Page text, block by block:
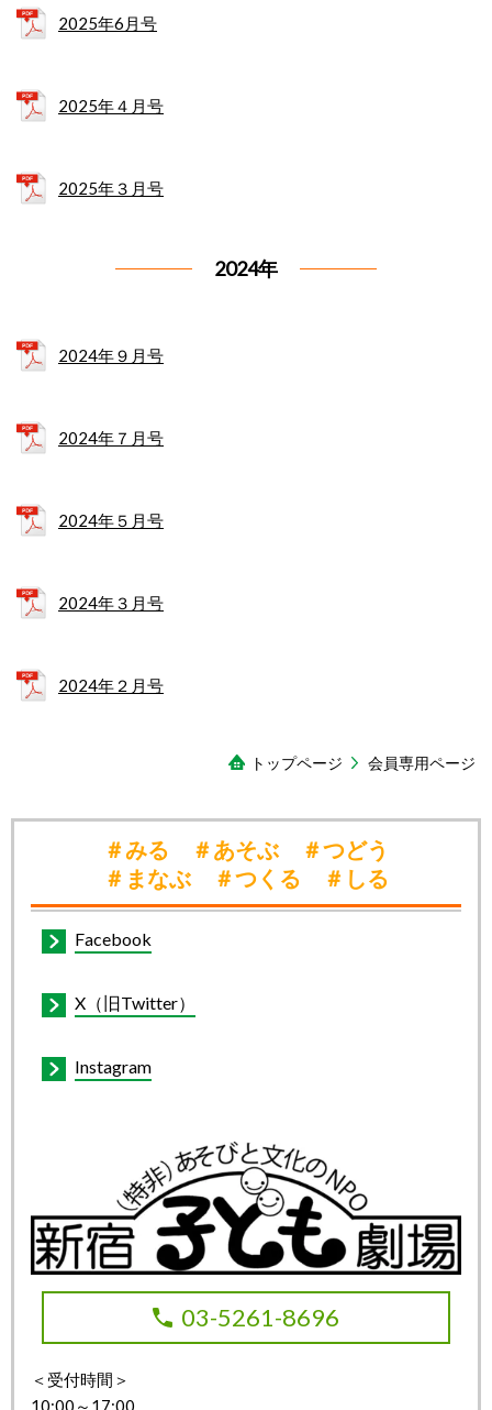
2025年6月号
2025年４月号
2025年３月号
2024年
2024年９月号
2024年７月号
2024年５月号
2024年３月号
2024年２月号
トップページ 会員専用ページ
＃みる ＃あそぶ ＃つどう
＃まなぶ ＃つくる ＃しる
Facebook
X（旧Twitter）
Instagram
03-5261-8696
＜受付時間＞
10:00～17:00